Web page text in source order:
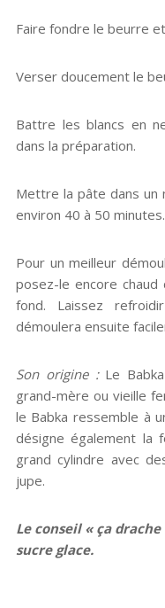
Faire fondre le beurre
Verser doucement le
Battre les blancs en
dans la préparation.
Mettre la pâte dans un
environ 40 à 50 minutes.
Pour un meilleur
posez-le encore chaud
fond. Laissez
démoulera ensuite
Son origine :Le
grand-mère ou vieille
le Babka ressemble à
désigne également la
grand cylindre avec
jupe.
Le conseil « ça
sucre glace.